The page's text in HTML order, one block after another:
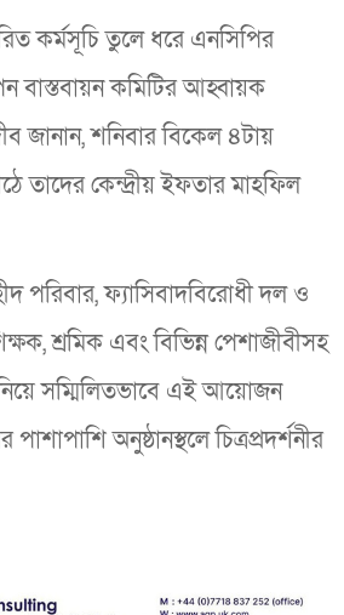
কর্মসূচি তুলে ধরে এনসিপির
বাস্তবায়ন কমিটির আহ্বায়ক
শনিবার বিকেল ৪টায়
তাদের কেন্দ্রীয় ইফতার মাহফিল
পরিবার, ফ্যাসিবাদবিরোধী দল ও
শ্রমিক এবং বিভিন্ন পেশাজীবীসহ
সম্মিলিতভাবে এই আয়োজন
অনুষ্ঠানস্থলে চিত্রপ্রদর্শনীর